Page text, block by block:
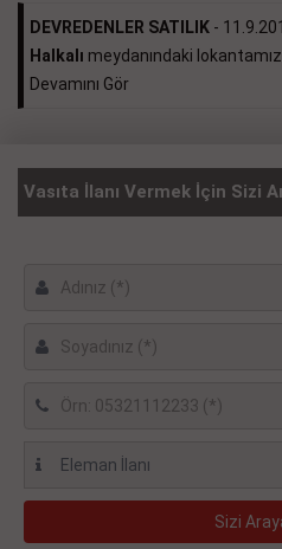
DEVREDENLER SATILIK -
Halkalı meydanındaki lokantamız
Devamını Gör
Vasıta İlanı Vermek İçin Sizi